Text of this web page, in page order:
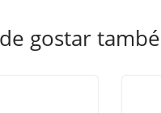
gostar